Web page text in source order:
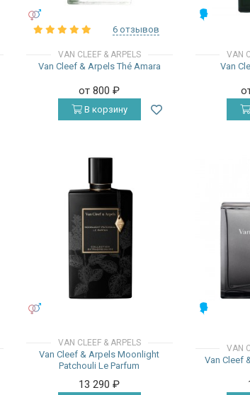
6 отзывов
VAN CLEEF & ARPELS
Van Cleef & Arpels Thé Amara
от 800₽
В корзину
VAN
Van
VAN CLEEF & ARPELS
Van Cleef & Arpels Moonlight
Patchouli Le Parfum
13 290₽
VAN
Van Cleef